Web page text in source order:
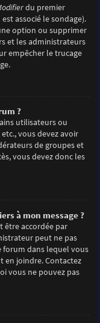
du premier
associé le sondage).
option ou supprimer
et les administrateurs
empêcher le trucage
?
utilisateurs ou
vous devez avoir
de groupes et
vous devez donc les
à mon message ?
être accordée par
peut ne pas
forum dans lequel vous
en joindre. Contactez
vous ne pouvez pas